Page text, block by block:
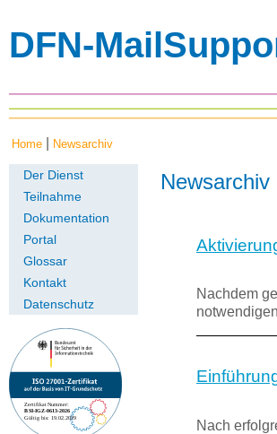
DFN-
Home Newsarchiv
Der Dienst
Teilnahme
Dokumentation
Portal
Glossar
Kontakt
Datenschutz
Newsarchiv
Nachdem
Nach